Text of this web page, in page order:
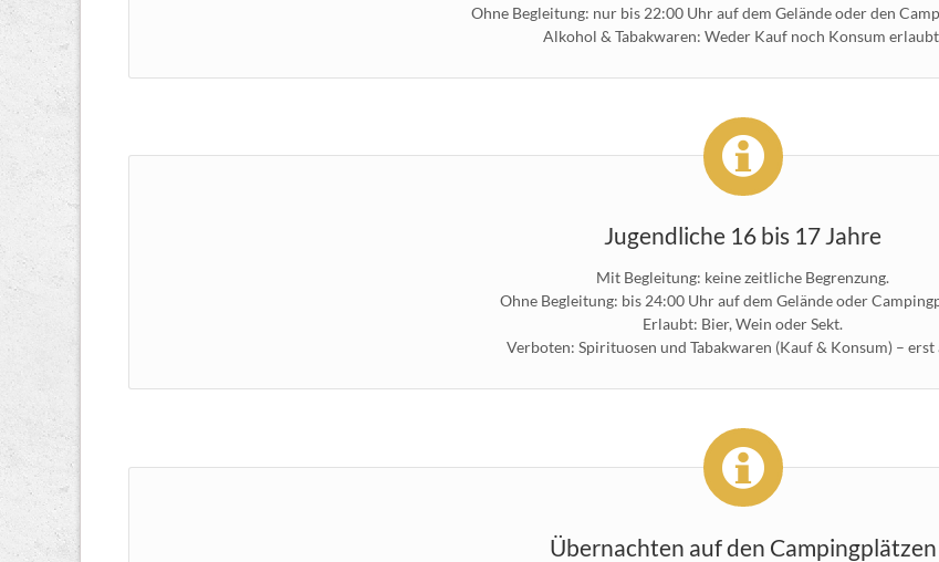
Ohne Begleitung: nur bis 22:00 Uhr auf dem Gelände oder den
Alkohol & Tabakwaren: Weder Kauf noch Konsum
Jugendliche 16 bis 17 Jahre
Mit Begleitung: keine zeitliche Begrenzung.
Ohne Begleitung: bis 24:00 Uhr auf dem Gelände oder
Erlaubt: Bier, Wein oder Sekt.
Verboten: Spirituosen und Tabakwaren (Kauf & Konsum) – erst
Übernachten auf den Campingplätzen